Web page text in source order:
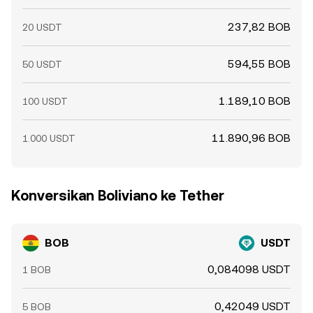
20 USDT 237,82 BOB
50 USDT 594,55 BOB
100 USDT 1.189,10 BOB
1.000 USDT 11.890,96 BOB
Konversikan Boliviano ke Tether
BOB USDT
1 BOB 0,084098 USDT
5 BOB 0,42049 USDT